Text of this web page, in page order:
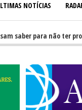
NOTÍCIAS
para não ter